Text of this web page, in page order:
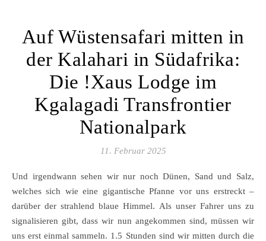
Auf Wüstensafari mitten in
der Kalahari in Südafrika:
Die !Xaus Lodge im
Kgalagadi Transfrontier
Nationalpark
11. Februar 2025
Und irgendwann sehen wir nur noch Dünen, Sand und Salz,
welches sich wie eine gigantische Pfanne vor uns erstreckt –
darüber der strahlend blaue Himmel. Als unser Fahrer uns zu
signalisieren gibt, dass wir nun angekommen sind, müssen wir
uns erst einmal sammeln. 1.5 Stunden sind wir mitten durch die